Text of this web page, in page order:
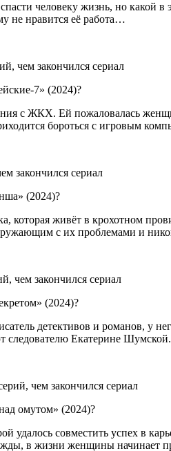
человеку жизнь, но какой в
не нравится её работа…
7» (2024)?
с ЖКХ. Ей пожаловалась
бороться с игровым
(2024)?
которая живёт в крохотном
с их проблемами и
(2024)?
детективов и романов, у
следователю Екатерине
омутом» (2024)?
удалось совместить успех в
в жизни женщины начинает